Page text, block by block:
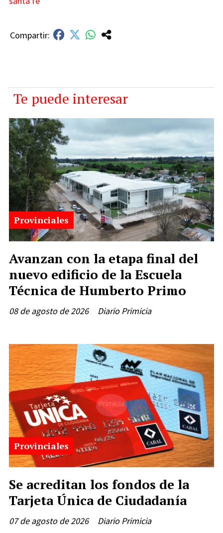
Te puede interesar
Avanzan con la etapa final del
nuevo edificio de la Escuela
Técnica de Humberto Primo
Diario Primicia
Provinciales
08 de agosto de 2026
Se acreditan los fondos de la
Tarjeta Única de Ciudadanía
Diario Primicia
Provinciales
07 de agosto de 2026